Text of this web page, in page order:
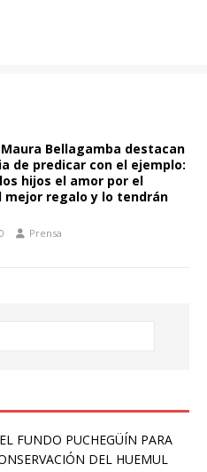
Bellagamba destacan
de predicar con el ejemplo:
hijos el amor por el
mejor regalo y lo tendrán
Prensa
FUNDO PUCHEGÜÍN PARA
DEL HUEMUL